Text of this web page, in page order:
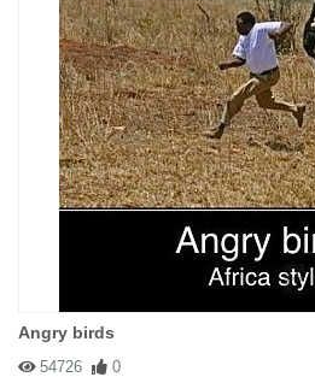
Angry birds
54726 0